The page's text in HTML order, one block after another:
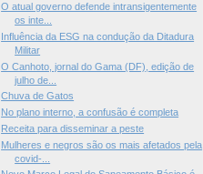
O atual governo defende intransigentemente
os inte...
Influência da ESG na condução da Ditadura
Militar
O Canhoto, jornal do Gama (DF), edição de
julho de...
Chuva de Gatos
No plano interno, a confusão é completa
Receita para disseminar a peste
Mulheres e negros são os mais afetados pela
covid-...